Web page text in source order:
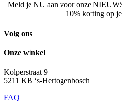
Meld je NU aan voor onze
10% korting op
Volg ons
Onze winkel
Kolperstraat 9
5211 KB ‘s-Hertogenbosch
FAQ